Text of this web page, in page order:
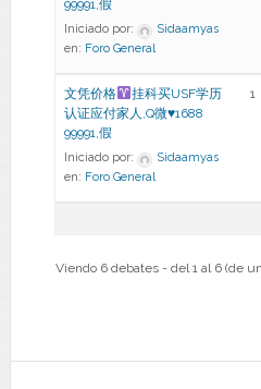
99991,假
Iniciado por:
Sidaamyas
en: Foro General
文凭价格
挂科买USF学历
认证应付家人,Q微♥1688
99991,假
Iniciado por:
Sidaamyas
en: Foro General
1
Viendo 6 debates - del 1 al 6 (de